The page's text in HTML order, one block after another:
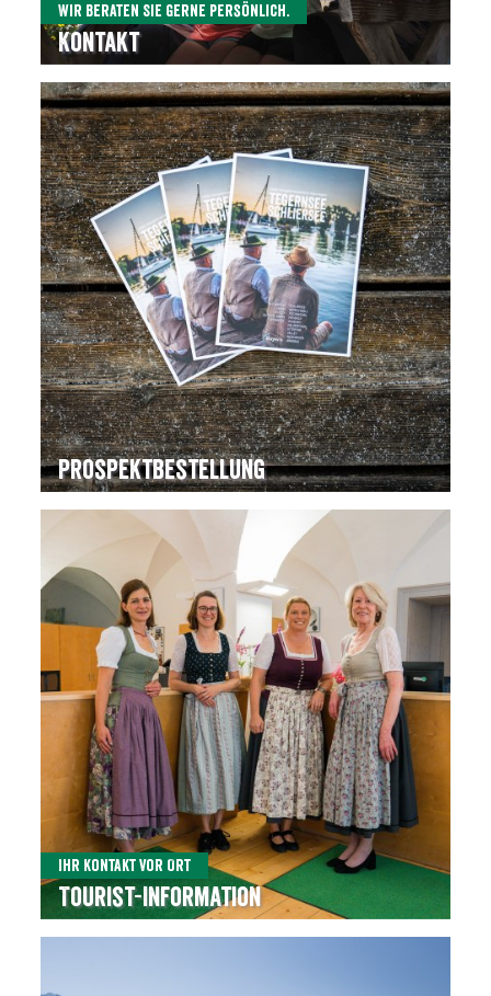
Wir beraten Sie gerne persönlich.
Kontakt
Prospektbestellung
Ihr Kontakt vor Ort
Tourist-Information